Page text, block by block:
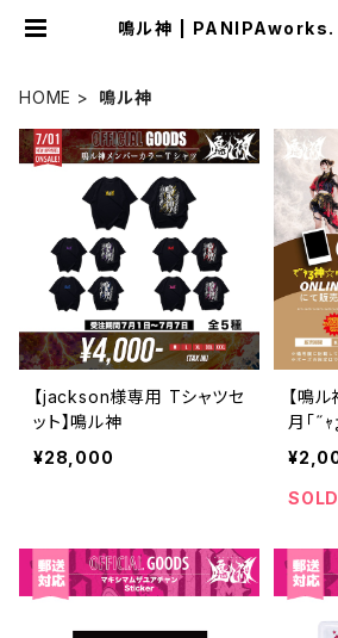
鳴ル神 | PANIPAworks.
HOME 鳴ル神
【jackson様専用 Tシャツセ
ット】鳴ル神
¥28,000
【鳴
月「
ヶ”⤴⤴